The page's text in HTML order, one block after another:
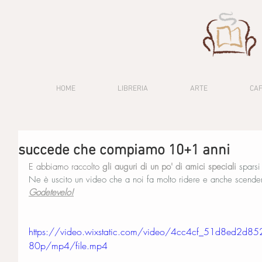
HOME LIBRERIA ARTE
succede che compiamo 10+1 anni
E abbiamo raccolto gli auguri di un po' di amici speciali
Ne è uscito un video che a noi fa molto ridere e anche
Godetevelo!
https://video.wixstatic.com/video/
80p/mp4/file.mp4